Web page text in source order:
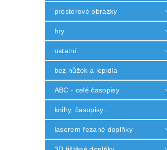
prostorové obrázky
hry
ostatní
bez nůžek a lepidla
ABC - celé časopisy
knihy, časopisy...
laserem řezané doplňky